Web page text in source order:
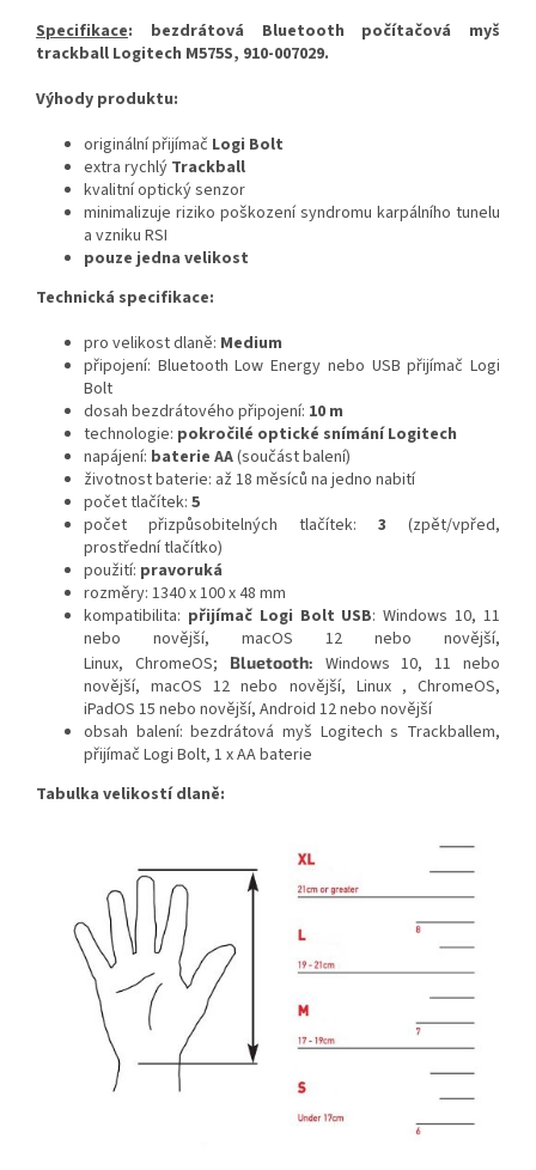
Specifikace: bezdrátová Bluetooth počítačová myš
trackball Logitech M575S, 910-007029.
Výhody produktu:
originální přijímač Logi Bolt
extra rychlý Trackball
kvalitní optický senzor
minimalizuje riziko poškození syndromu karpálního tunelu
a vzniku RSI
pouze jedna velikost
Technická specifikace:
pro velikost dlaně: Medium
připojení: Bluetooth Low Energy nebo USB přijímač Logi
Bolt
dosah bezdrátového připojení: 10 m
technologie: pokročilé optické snímání Logitech
napájení: baterie AA(součást balení)
životnost baterie: až 18 měsíců na jedno nabití
počet tlačítek: 5
počet přizpůsobitelných tlačítek: 3 (zpět/vpřed,
prostřední tlačítko)
použití: pravoruká
rozměry: 1340 x 100 x 48 mm
kompatibilita: přijímač Logi Bolt USB: Windows 10, 11
nebo novější, macOS 12 nebo novější,
Linux, ChromeOS; Bluetooth: Windows 10, 11 nebo
novější, macOS 12 nebo novější, Linux,ChromeOS,
iPadOS 15 nebo novější, Android 12 nebo novější
obsah balení: bezdrátová myš Logitech s Trackballem,
přijímač Logi Bolt, 1 x AA baterie
Tabulka velikostí dlaně: